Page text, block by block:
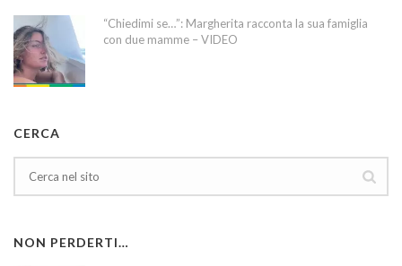
“Chiedimi se…”: Margherita racconta la sua famiglia
con due mamme – VIDEO
CERCA
NON PERDERTI…